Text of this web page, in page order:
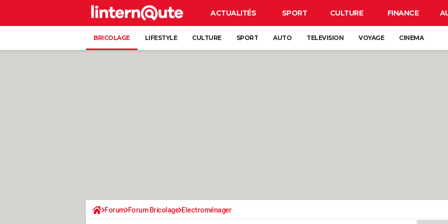
ACTUALITÉS SPORT CULTURE FINANCE
BRICOLAGE LIFESTYLE CULTURE SPORT AUTO TELEVISION VOYAGE CINEMA
Forum Forum Bricolage Electroménager